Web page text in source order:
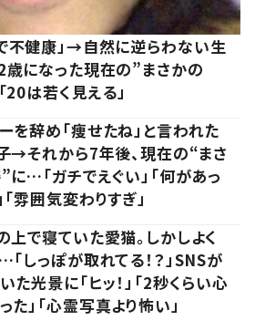
不健康」→自然に逆らわない生
になった現在の”まさかの
20は若く見える」
を辞め「痩せたね」と言われた
→それから7年後、現在の“まさ
に…「ガチでえぐい」「何があっ
「雰囲気変わりすぎ」
上で寝ていた愛猫。しかしよく
しっぽが取れてる！？」SNSが
た光景に「ヒッ！」「2秒くらい心
た」「心霊写真より怖い」